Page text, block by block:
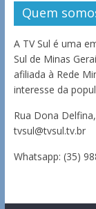
Quem
A TV Sul é uma
Sul de Minas
afiliada à Rede
interesse da
Rua Dona
tvsul@tvsul.tv.br
Whatsapp: (35)